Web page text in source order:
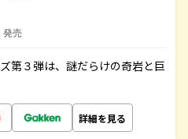
発売
第３弾は、謎だらけの奇岩と巨
詳細を見る